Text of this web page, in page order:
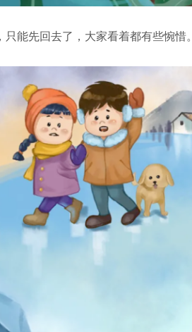
只能先回去了，大家看着都有些惋惜。